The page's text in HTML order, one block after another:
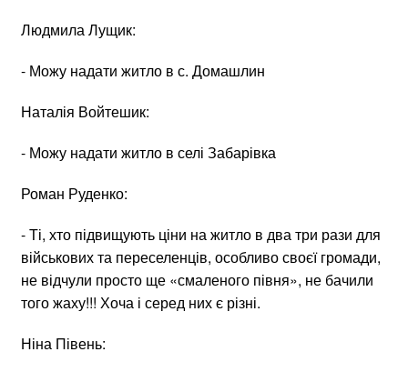
Людмила Лущик:
- Можу надати житло в с. Домашлин
Наталія Войтешик:
- Можу надати житло в селі Забарівка
Роман Руденко:
- Ті, хто підвищують ціни на житло в два три рази для
військових та переселенців, особливо своєї громади,
не відчули просто ще «смаленого півня», не бачили
того жаху!!! Хоча і серед них є різні.
Ніна Півень: